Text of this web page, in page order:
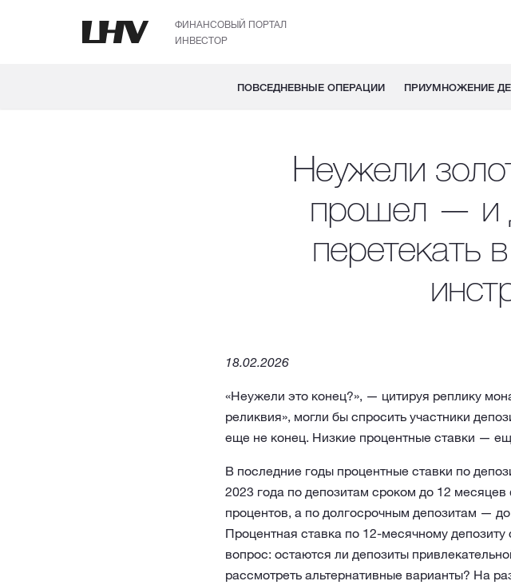
ФИНАНСОВЫЙ ПОРТАЛ
ИНВЕСТОР
ПОВСЕДНЕВНЫЕ ОПЕРАЦИИ ПРИУМНОЖЕНИЕ
Неужели
прошел — и
перетекать
18.02.2026
«Неужели это конец?», — цитируя реплику
реликвия», могли бы спросить участники
еще не конец. Низкие процентные ставки —
В последние годы процентные ставки по
2023 года по депозитам сроком до 12
процентов, а по долгосрочным депозитам —
Процентная ставка по 12-месячному
вопрос: остаются ли депозиты
рассмотреть альтернативные варианты? На